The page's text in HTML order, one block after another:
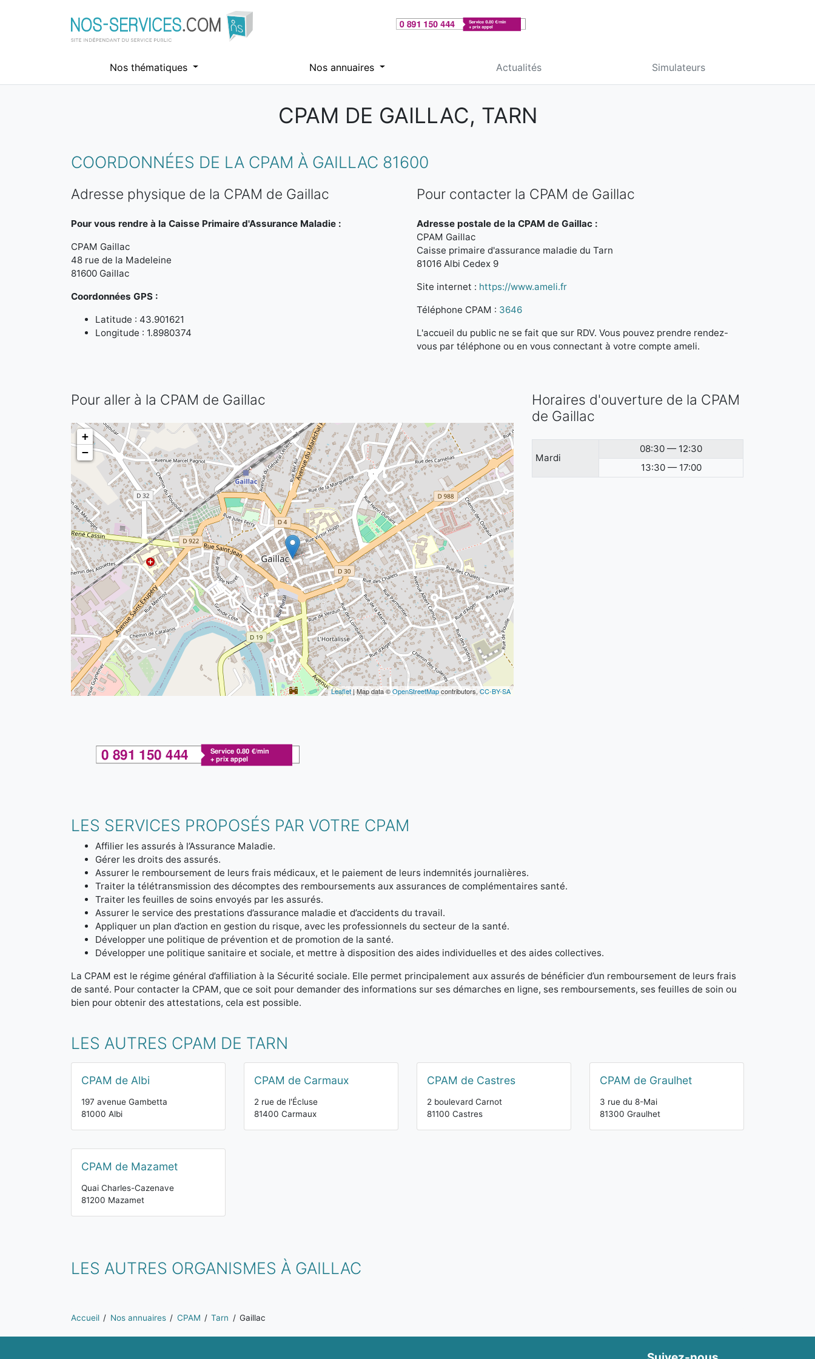
Nos thématiques Nos annuaires Actualités Simulateurs
CPAM DE GAILLAC, TARN
COORDONNÉES DE LA CPAM À GAILLAC 81600
Adresse physique de la CPAM de Gaillac
Pour vous rendre à la Caisse Primaire d'Assurance Maladie :
CPAM Gaillac
48 rue de la Madeleine
81600 Gaillac
Coordonnées GPS :
Latitude : 43.901621
Longitude : 1.8980374
Pour contacter la CPAM de Gaillac
Adresse postale de la CPAM de Gaillac :
CPAM Gaillac
Caisse primaire d'assurance maladie du Tarn
81016 Albi Cedex 9
Site internet : https://www.ameli.fr
Téléphone CPAM : 3646
L'accueil du public ne se fait que sur RDV. Vous pouvez prendre rendez-
vous par téléphone ou en vous connectant à votre compte ameli.
Pour aller à la CPAM de Gaillac
+
−
Leaflet| Map data ©OpenStreetMapcontributors, CC-BY-SA
Horaires d'ouverture de la CPAM
de Gaillac
Mardi
08:30 — 12:30
13:30 — 17:00
LES SERVICES PROPOSÉS PAR VOTRE CPAM
Affilier les assurés à l’Assurance Maladie.
Gérer les droits des assurés.
Assurer le remboursement de leurs frais médicaux, et le paiement de leurs indemnités journalières.
Traiter la télétransmission des décomptes des remboursements aux assurances de complémentaires santé.
Traiter les feuilles de soins envoyés par les assurés.
Assurer le service des prestations d’assurance maladie et d’accidents du travail.
Appliquer un plan d’action en gestion du risque, avec les professionnels du secteur de la santé.
Développer une politique de prévention et de promotion de la santé.
Développer une politique sanitaire et sociale, et mettre à disposition des aides individuelles et des aides collectives.
La CPAM est le régime général d’affiliation à la Sécurité sociale. Elle permet principalement aux assurés de bénéficier d’un remboursement de leurs frais
de santé. Pour contacter la CPAM, que ce soit pour demander des informations sur ses démarches en ligne, ses remboursements, ses feuilles de soin ou
bien pour obtenir des attestations, cela est possible.
LES AUTRES CPAM DE TARN
CPAM de Albi
197 avenue Gambetta
81000 Albi
CPAM de Carmaux
2 rue de l'Écluse
81400 Carmaux
CPAM de Castres
2 boulevard Carnot
81100 Castres
CPAM de Graulhet
3 rue du 8-Mai
81300 Graulhet
CPAM de Mazamet
Quai Charles-Cazenave
81200 Mazamet
LES AUTRES ORGANISMES À GAILLAC
Vous êtes ici:
Accueil Nos annuaires CPAM Tarn Gaillac